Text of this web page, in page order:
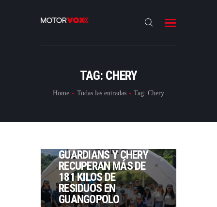
TAG: CHERY
Home Todas las entradas Tag: Chery
GUARDIANS Y CHERY
RECUPERAN MÁS DE
181 KILOS DE
RESIDUOS EN
GUANGOPOLO